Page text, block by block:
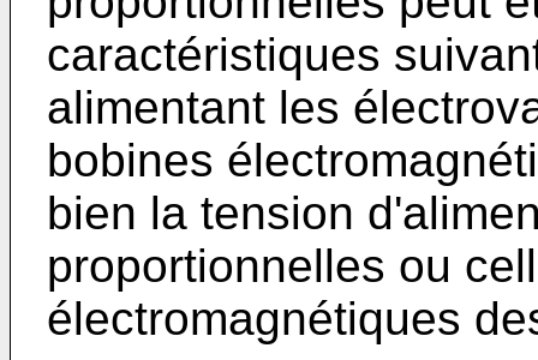
caractéristiques
alimentant les
bobines
bien la tension
proportionnelles ou
électromagnétiques